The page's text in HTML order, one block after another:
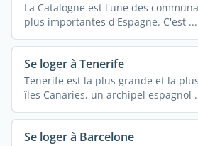
La Catalogne est l'une des
plus importantes d'Espagne. C'est ...
Se loger à Tenerife
Tenerife est la plus grande et la
îles Canaries, un archipel espagnol
Se loger à Barcelone